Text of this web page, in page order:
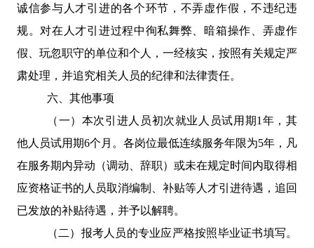
诚信参与人才引进的各个环节，不弄虚作假，不违纪违
规。对在人才引进过程中徇私舞弊、暗箱操作、弄虚作
假、玩忽职守的单位和个人，一经核实，按照有关规定严
肃处理，并追究相关人员的纪律和法律责任。
六、其他事项
（一）本次引进人员初次就业人员试用期1 年，其
他人员试用期6个月。各岗位最低连续服务年限为5年，凡
在服务期内异动（调动、辞职）或未在规定时间内取得相
应资格证书的人员取消编制、补贴等人才引进待遇，追回
已发放的补贴待遇，并予以解聘。
（二）报考人员的专业应严格按照毕业证书填写。